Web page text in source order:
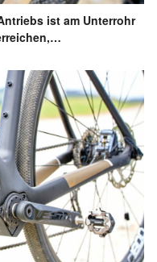
ist am Unterrohr